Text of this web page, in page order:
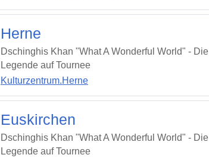
Herne
Dschinghis Khan "What A Wonderful World" - Die
Legende auf Tournee
Kulturzentrum.Herne
Euskirchen
Dschinghis Khan "What A Wonderful World" - Die
Legende auf Tournee